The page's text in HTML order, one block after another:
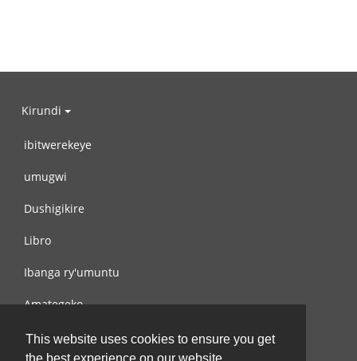
This website uses cookies to ensure you get
Kirundi
ibitwerekeye
umugwi
Dushigikire
Libro
Ibanga ry'umuntu
Amategeko
Turondere